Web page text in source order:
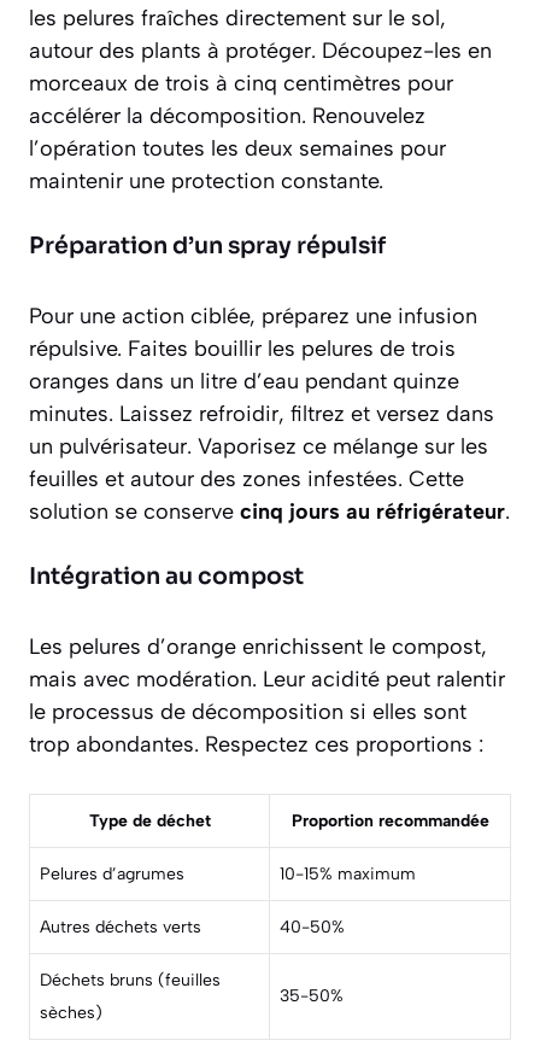
les pelures fraîches directement sur le sol,
autour des plants à protéger. Découpez-les en
morceaux de trois à cinq centimètres pour
accélérer la décomposition. Renouvelez
l’opération toutes les deux semaines pour
maintenir une protection constante.
Préparation d’un spray répulsif
Pour une action ciblée, préparez une infusion
répulsive. Faites bouillir les pelures de trois
oranges dans un litre d’eau pendant quinze
minutes. Laissez refroidir, filtrez et versez dans
un pulvérisateur. Vaporisez ce mélange sur les
feuilles et autour des zones infestées. Cette
solution se conserve cinq jours au réfrigérateur.
Intégration au compost
Les pelures d’orange enrichissent le compost,
mais avec modération. Leur acidité peut ralentir
le processus de décomposition si elles sont
trop abondantes. Respectez ces proportions :
Type de déchet Proportion recommandée
Pelures d’agrumes 10-15% maximum
Autres déchets verts 40-50%
Déchets bruns (feuilles
sèches)
35-50%